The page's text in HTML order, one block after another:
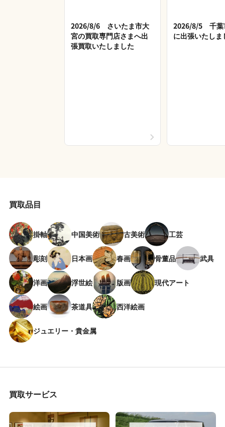
2026/8/6 さいたま市大
宮の買取専門店さまへ出
張買取いたしました
2026/8/5 千葉
に出張いたしま
買取品目
掛軸 中国美術 古美術 工芸
彫刻 日本画 春画 骨董品 武具
洋画 浮世絵 版画 現代アート
絵画 茶道具 西洋絵画
ジュエリー・貴金属
買取サービス